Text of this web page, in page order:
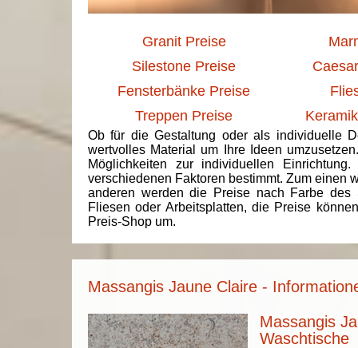
Granit Preise
Silestone Preise
Fensterbänke Preise
Treppen Preise
Ob für die Gestaltung oder als individuelle
wertvolles Material um Ihre Ideen
Möglichkeiten zur individuellen
verschiedenen Faktoren bestimmt. Zum einen
anderen werden die Preise nach Farbe des
Fliesen oder Arbeitsplatten, die Preise
Preis-Shop um.
Massangis Jaune Claire -
Massangis
Waschtische